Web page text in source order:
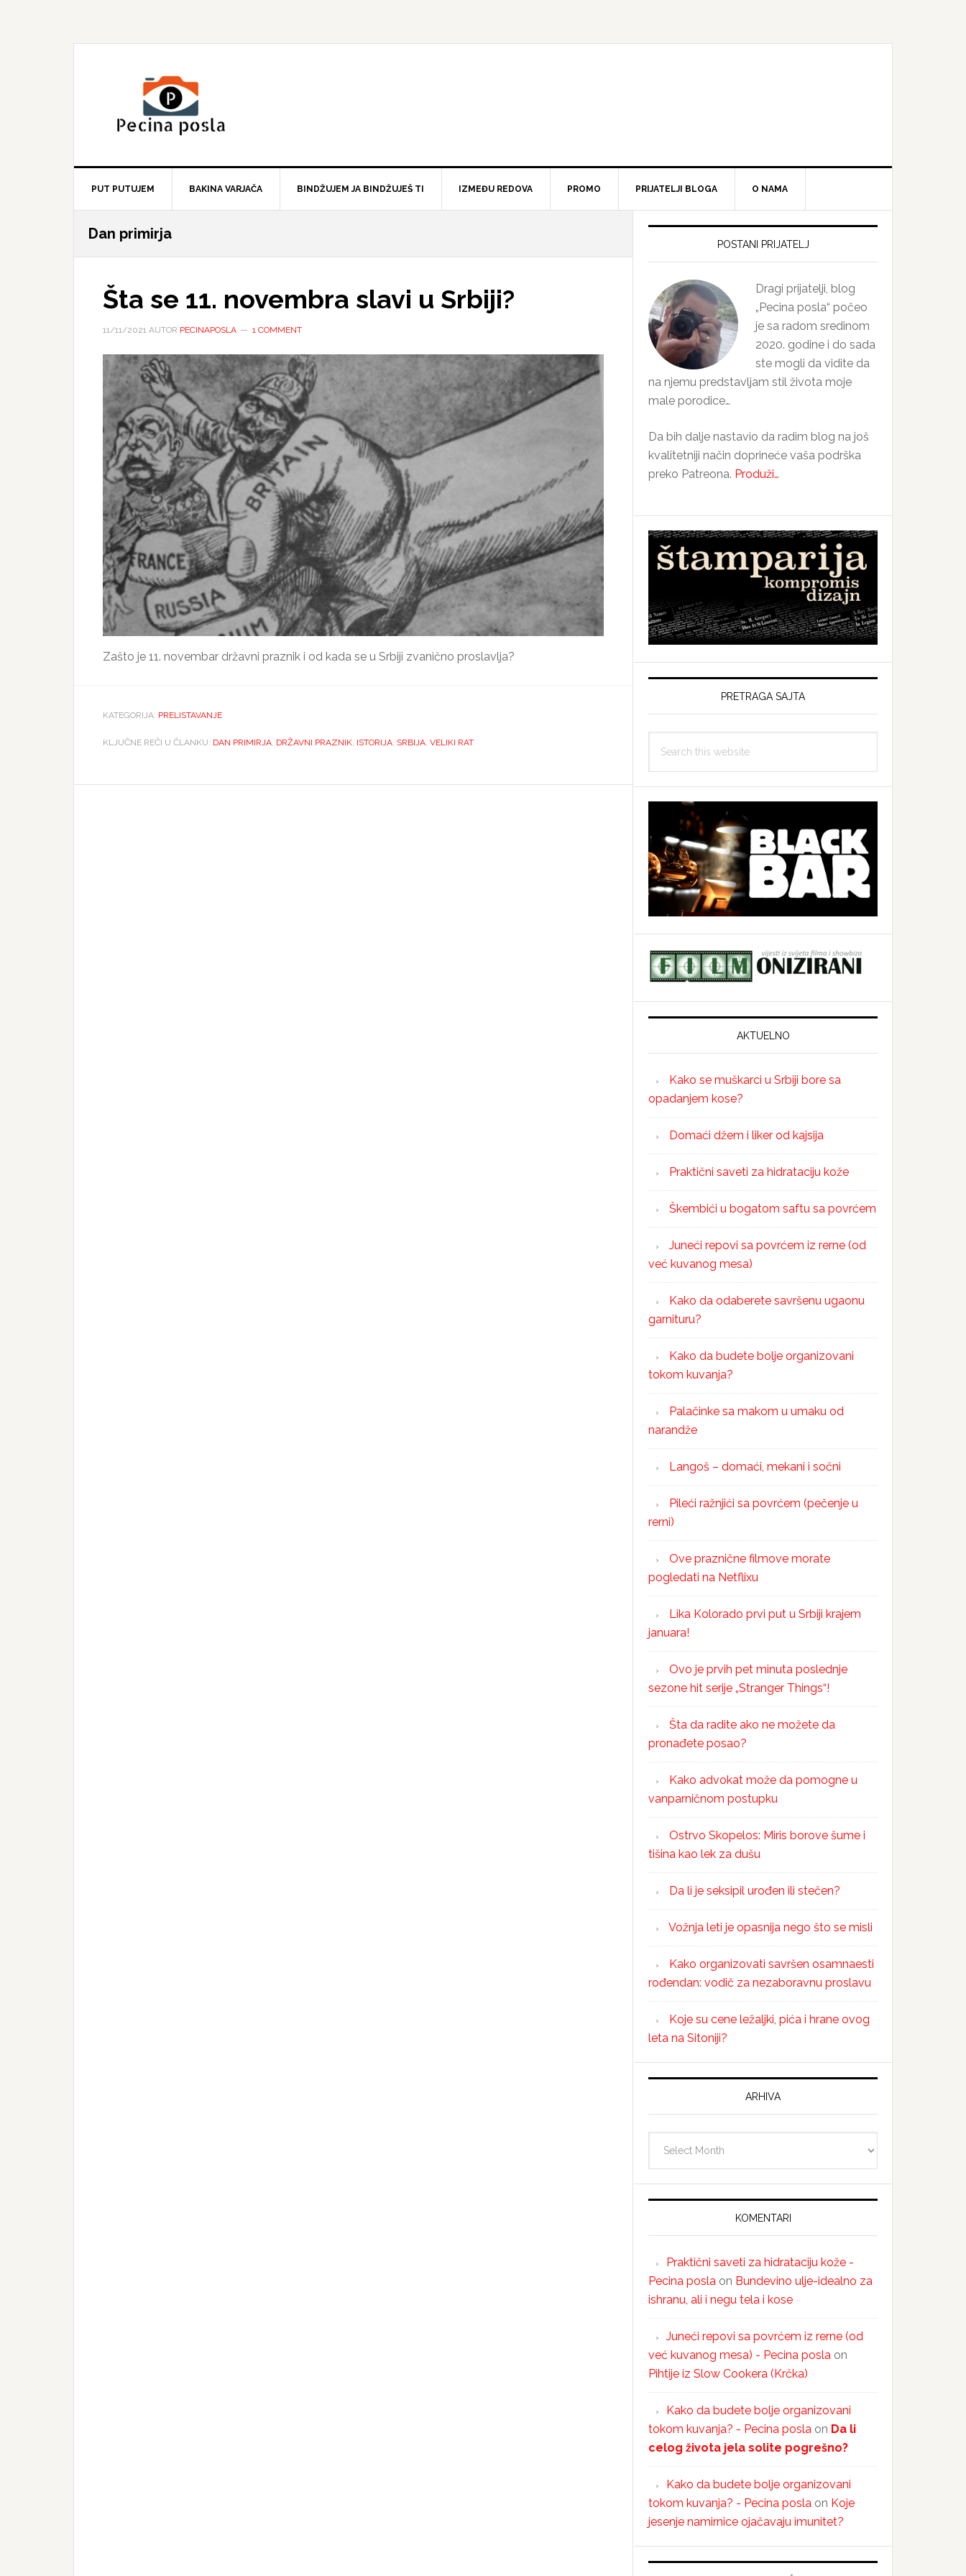
PUT PUTUJEM BAKINA VARJAČA BINDŽUJEM JA BINDŽUJEŠ TI IZMEĐU REDOVA PROMO PRIJATELJI BLOGA O NAMA
Dan primirja
Šta se 11. novembra slavi u Srbiji?
11/11/2021 AUTOR PECINAPOSLA 1 COMMENT
Zašto je 11. novembar državni praznik i od kada se u Srbiji zvanično proslavlja?
KATEGORIJA: PRELISTAVANJE
KLJUČNE REČI U ČLANKU: DAN PRIMIRJA, DRŽAVNI PRAZNIK, ISTORIJA, SRBIJA, VELIKI RAT
Primary
POSTANI PRIJATELJ
Dragi prijatelji, blog
„Pecina posla“ počeo
je sa radom sredinom
2020. godine i do sada
ste mogli da vidite da
na njemu predstavljam stil života moje
male porodice…
Da bih dalje nastavio da radim blog na još
kvalitetniji način doprineće vaša podrška
preko Patreona. Produži…
PRETRAGA SAJTA
this
AKTUELNO
Kako se muškarci u Srbiji bore sa
opadanjem kose?
Domaći džem i liker od kajsija
Praktični saveti za hidrataciju kože
Škembići u bogatom saftu sa povrćem
Juneći repovi sa povrćem iz rerne (od
već kuvanog mesa)
Kako da odaberete savršenu ugaonu
garnituru?
Kako da budete bolje organizovani
tokom kuvanja?
Palačinke sa makom u umaku od
narandže
Langoš – domaći, mekani i sočni
Pileći ražnjići sa povrćem (pečenje u
rerni)
Ove praznične filmove morate
pogledati na Netflixu
Lika Kolorado prvi put u Srbiji krajem
januara!
Ovo je prvih pet minuta poslednje
sezone hit serije „Stranger Things“!
Šta da radite ako ne možete da
pronađete posao?
Kako advokat može da pomogne u
vanparničnom postupku
Ostrvo Skopelos: Miris borove šume i
tišina kao lek za dušu
Da li je seksipil urođen ili stečen?
Vožnja leti je opasnija nego što se misli
Kako organizovati savršen osamnaesti
rođendan: vodič za nezaboravnu proslavu
Koje su cene ležaljki, pića i hrane ovog
leta na Sitoniji?
ARHIVA
KOMENTARI
Praktični saveti za hidrataciju kože -
Pecina posla on Bundevino ulje-idealno za
ishranu, ali i negu tela i kose
Juneći repovi sa povrćem iz rerne (od
već kuvanog mesa) - Pecina posla on
Pihtije iz Slow Cookera (Krčka)
Kako da budete bolje organizovani
tokom kuvanja? - Pecina posla on Da li
celog života jela solite pogrešno?
Kako da budete bolje organizovani
tokom kuvanja? - Pecina posla on Koje
jesenje namirnice ojačavaju imunitet?